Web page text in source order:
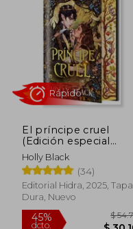
El príncipe cruel
(Edición especial
limitada)
Holly Black
(34)
Editorial Hidra, 2025, Tapa
Dura, Nuevo
Rápido